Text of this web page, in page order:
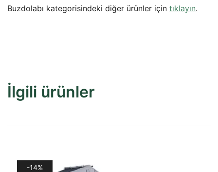
Buzdolabı kategorisindeki diğer ürünler için tıklayın.
İlgili ürünler
-14%